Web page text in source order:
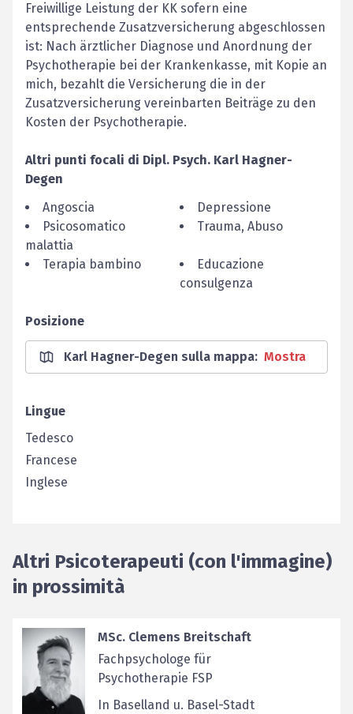
Freiwillige Leistung der KK sofern eine
entsprechende Zusatzversicherung abgeschlossen
ist: Nach ärztlicher Diagnose und Anordnung der
Psychotherapie bei der Krankenkasse, mit Kopie an
mich, bezahlt die Versicherung die in der
Zusatzversicherung vereinbarten Beiträge zu den
Kosten der Psychotherapie.
Altri punti focali di Dipl. Psych. Karl Hagner-
Degen
Angoscia
Depressione
Psicosomatico
malattia
Trauma, Abuso
Terapia bambino
Educazione
consulgenza
Posizione
Karl Hagner-Degen sulla mappa: Mostra
Lingue
Tedesco
Francese
Inglese
Altri Psicoterapeuti (con l'immagine)
in prossimità
MSc. Clemens Breitschaft
Fachpsychologe für
Psychotherapie FSP
In Baselland u. Basel-Stadt